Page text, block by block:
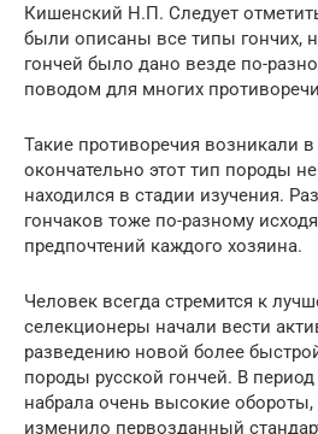
Кишенский Н.П. Следует
были описаны все типы гончих,
гончей было дано везде по-
поводом для многих
Такие противоречия возникали в
окончательно этот тип породы
находился в стадии изучения.
гончаков тоже по-разному
предпочтений каждого хозяина.
Человек всегда стремится к
селекционеры начали вести
разведению новой более
породы русской гончей. В период
набрала очень высокие обороты,
изменило первозданный